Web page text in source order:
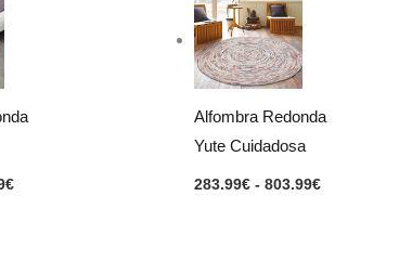
€
Alfombra Redonda
Yute Cuidadosa
283.99€ - 803.99€